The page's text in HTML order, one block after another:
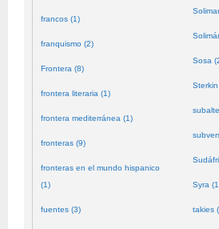
francos (1)
franquismo (2)
Frontera (8)
frontera literaria (1)
frontera mediterránea (1)
fronteras (9)
fronteras en el mundo hispanico
(1)
fuentes (3)
Sosa
Syra
takies